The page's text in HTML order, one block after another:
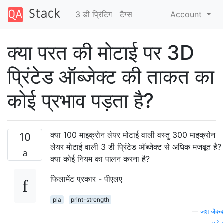
3 डी प्रिंटिग टैग्‍स Account
क्या परत की मोटाई पर 3D
प्रिंटेड ऑब्जेक्ट की ताकत का
कोई प्रभाव पड़ता है?
10
क्या 100 माइक्रोन लेयर मोटाई वाली वस्तु 300 माइक्रोन
लेयर मोटाई वाली 3 डी प्रिंटेड ऑब्जेक्ट से अधिक मजबूत है?
क्या कोई नियम का पालन करना है?
फिलामेंट प्रकार - पीएलए
pla
print-strength
—जश जैकब